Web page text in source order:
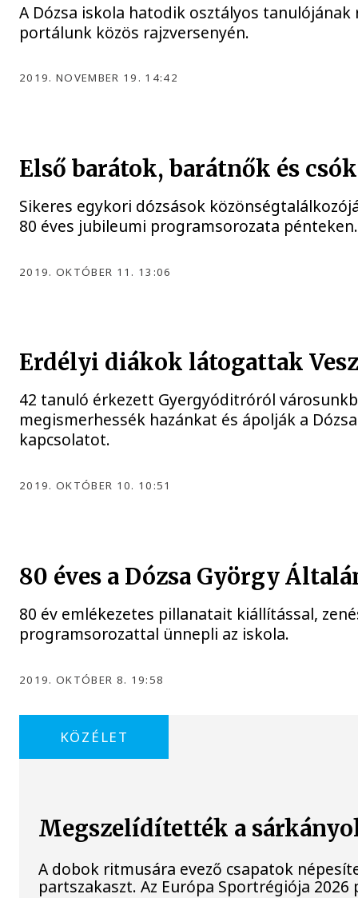
A Dózsa iskola hatodik osztályos
portálunk közös rajzversenyén.
2019. NOVEMBER 19. 14:42
Első barátok, barátnők és
Sikeres egykori dózsások
80 éves jubileumi programsorozata pénteken.
2019. OKTÓBER 11. 13:06
Erdélyi diákok látogattak
42 tanuló érkezett Gyergyóditróról
megismerhessék hazánkat és ápolják a
kapcsolatot.
2019. OKTÓBER 10. 10:51
80 éves a Dózsa György
80 év emlékezetes pillanatait kiállítással,
programsorozattal ünnepli az iskola.
2019. OKTÓBER 8. 19:58
KÖZÉLET
Megszelídítették a
A dobok ritmusára evező csapatok
partszakaszt. Az Európa Sportrégiója